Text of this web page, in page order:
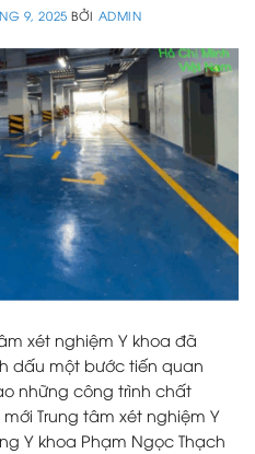
9, 2025 BỞI ADMIN
xét nghiệm Y khoa đã
dấu một bước tiến quan
những công trình chất
Trung tâm xét nghiệm Y
Y khoa Phạm Ngọc Thạch